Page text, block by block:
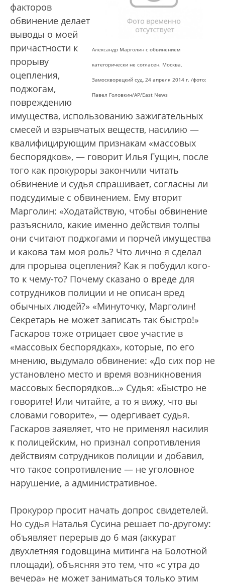
Александр Марголин с обвинением
категорически не согласен. Москва,
Замоскворецкий суд, 24 апреля 2014 г. /фото:
Павел Головкин/AP/East News
факторов
обвинение делает
выводы о моей
причастности к
прорыву
оцепления,
поджогам,
повреждению
имущества, использованию зажигательных
смесей и взрывчатых веществ, насилию —
квалифицирующим признакам «массовых
беспорядков», — говорит Илья Гущин, после
того как прокуроры закончили читать
обвинение и судья спрашивает, согласны ли
подсудимые с обвинением. Ему вторит
Марголин: «Ходатайствую, чтобы обвинение
разъяснило, какие именно действия толпы
они считают поджогами и порчей имущества
и какова там моя роль? Что лично я сделал
для прорыва оцепления? Как я побудил кого-
то к чему-то? Почему сказано о вреде для
сотрудников полиции и не описан вред
обычных людей?» «Минуточку, Марголин!
Секретарь не может записать так быстро!»
Гаскаров тоже отрицает свое участие в
«массовых беспорядках», которые, по его
мнению, выдумало обвинение: «До сих пор не
установлено место и время возникновения
массовых беспорядков…» Судья: «Быстро не
говорите! Или читайте, а то я вижу, что вы
словами говорите», — одергивает судья.
Гаскаров заявляет, что не применял насилия
к полицейским, но признал сопротивления
действиям сотрудников полиции и добавил,
что такое сопротивление — не уголовное
нарушение, а административное.
Прокурор просит начать допрос свидетелей.
Но судья Наталья Сусина решает по-другому:
объявляет перерыв до 6 мая (аккурат
двухлетняя годовщина митинга на Болотной
площади), объясняя это тем, что «с утра до
вечера» не может заниматься только этим